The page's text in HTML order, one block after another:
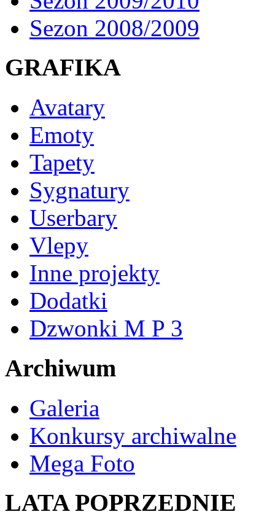
Sezon 2008/2009
GRAFIKA
Avatary
Emoty
Tapety
Sygnatury
Userbary
Vlepy
Inne projekty
Dodatki
Dzwonki M P 3
Archiwum
Galeria
Konkursy archiwalne
Mega Foto
LATA POPRZEDNIE